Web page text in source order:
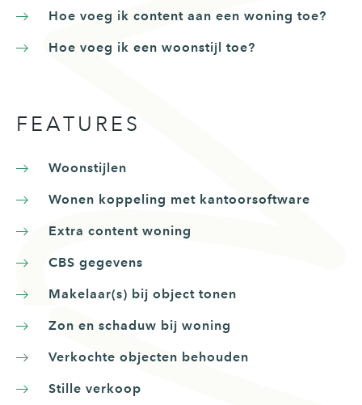
Hoe voeg ik content aan een woning toe?
Hoe voeg ik een woonstijl toe?
FEATURES
Woonstijlen
Wonen koppeling met kantoorsoftware
Extra content woning
CBS gegevens
Makelaar(s) bij object tonen
Zon en schaduw bij woning
Verkochte objecten behouden
Stille verkoop